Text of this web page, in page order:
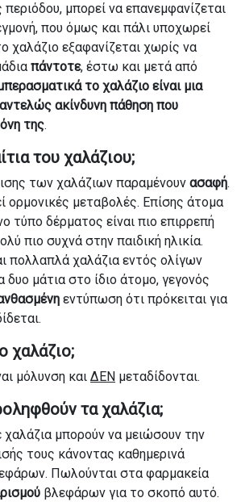
περιόδου, μπορεί να επανεμφανίζεται
που όμως και πάλι υποχωρεί
χαλάζιο εξαφανίζεται χωρίς να
πάντοτε, έστω και μετά από
το χαλάζιο είναι μια
ακίνδυνη πάθηση που
της.
του χαλάζιου;
των χαλάζιων παραμένουν ασαφή.
ορμονικές μεταβολές. Επίσης άτομα
τύπο δέρματος είναι πιο επιρρεπή
πιο συχνά στην παιδική ηλικία.
πολλαπλά χαλάζια εντός ολίγων
μάτια στο ίδιο άτομο, γεγονός
εντύπωση ότι πρόκειται για
χαλάζιο;
μόλυνση και ΔΕΝ μεταδίδονται.
τα χαλάζια;
μπορούν να μειώσουν την
τους κάνοντας καθημερινά
Πωλούνται στα φαρμακεία
βλεφάρων για το σκοπό αυτό.